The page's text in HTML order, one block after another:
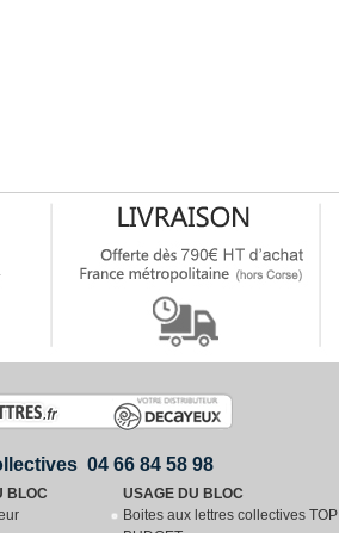
04 66 84 58 98
BLOC
USAGE DU BLOC
Boites aux lettres collectives TOP